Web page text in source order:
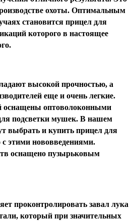
охоты. Оптимальным
становится прицел для
которого в настоящее
высокой прочностью, а
еще и очень легкие.
оснащены оптоволоконными
подсветки мушек. В нашем
выбрать и купить прицел для
этими нововведениями.
оснащено пузырьковым
проконтролировать завал лука
который при значительных
75% будут
с вашей карты
2 недели